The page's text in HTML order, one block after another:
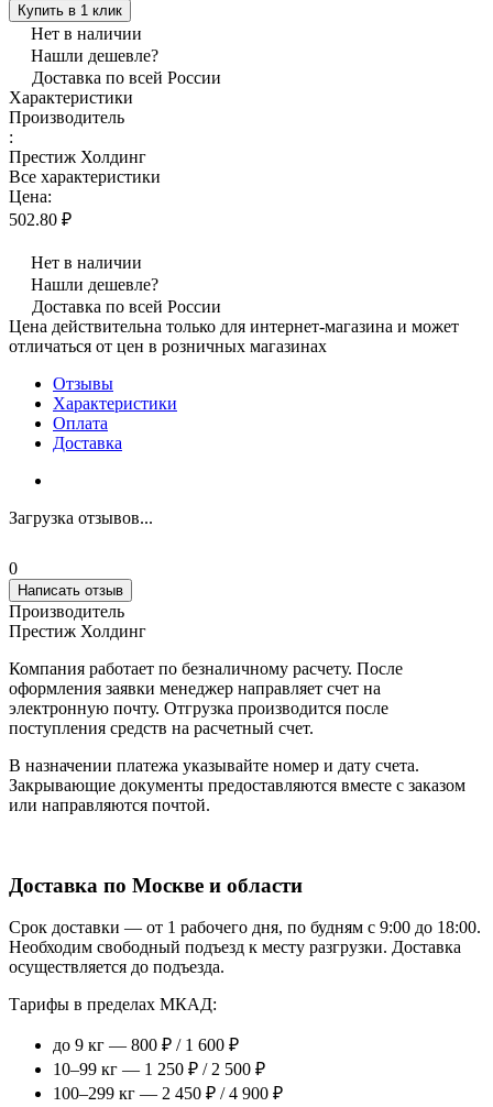
Купить в 1 клик
Нет в наличии
Нашли дешевле?
Доставка по всей России
Характеристики
Производитель
:
Престиж Холдинг
Все характеристики
Цена:
502.80 ₽
Нет в наличии
Нашли дешевле?
Доставка по всей России
Цена действительна только для интернет-магазина и может
отличаться от цен в розничных магазинах
Отзывы
Характеристики
Оплата
Доставка
Загрузка отзывов...
0
Написать отзыв
Производитель
Престиж Холдинг
Компания работает по безналичному расчету. После
оформления заявки менеджер направляет счет на
электронную почту. Отгрузка производится после
поступления средств на расчетный счет.
В назначении платежа указывайте номер и дату счета.
Закрывающие документы предоставляются вместе с заказом
или направляются почтой.
Доставка по Москве и области
Срок доставки — от 1 рабочего дня, по будням с 9:00 до 18:00.
Необходим свободный подъезд к месту разгрузки. Доставка
осуществляется до подъезда.
Тарифы в пределах МКАД:
до 9 кг — 800 ₽ / 1 600 ₽
10–99 кг — 1 250 ₽ / 2 500 ₽
100–299 кг — 2 450 ₽ / 4 900 ₽